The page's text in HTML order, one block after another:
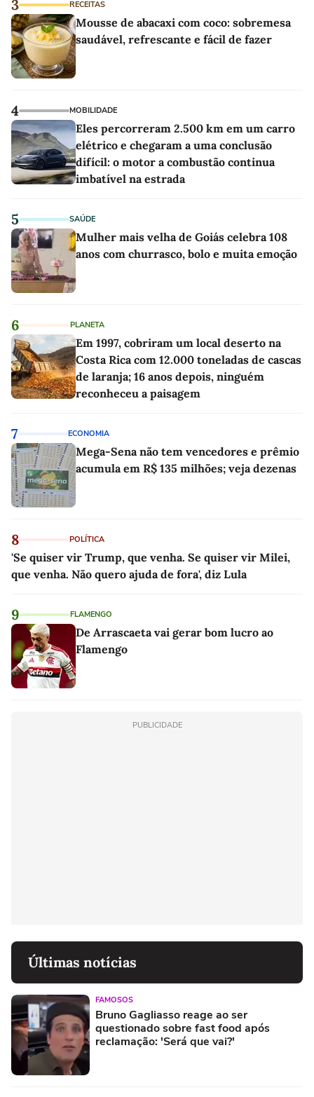
3 RECEITAS
Mousse de abacaxi com coco: sobremesa
saudável, refrescante e fácil de fazer
4 MOBILIDADE
Eles percorreram 2.500 km em um carro
elétrico e chegaram a uma conclusão
difícil: o motor a combustão continua
imbatível na estrada
5 SAÚDE
Mulher mais velha de Goiás celebra 108
anos com churrasco, bolo e muita emoção
6 PLANETA
Em 1997, cobriram um local deserto na
Costa Rica com 12.000 toneladas de cascas
de laranja; 16 anos depois, ninguém
reconheceu a paisagem
7 ECONOMIA
Mega-Sena não tem vencedores e prêmio
acumula em R$ 135 milhões; veja dezenas
8 POLÍTICA
'Se quiser vir Trump, que venha. Se quiser vir Milei,
que venha. Não quero ajuda de fora', diz Lula
9 FLAMENGO
De Arrascaeta vai gerar bom lucro ao
Flamengo
PUBLICIDADE
Últimas notícias
FAMOSOS
Bruno Gagliasso reage ao ser
questionado sobre fast food após
reclamação: 'Será que vai?'